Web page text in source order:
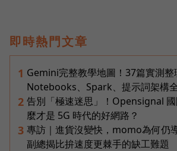
即時熱門文章
1 Gemini完整教學地圖！37篇實測整
Notebooks、Spark、提示詞架構
2 告別「極速迷思」！Opensignal
麼才是 5G 時代的好網路？
3 專訪｜進貨沒變快，momo為何仍
副總揭比拚速度更棘手的缺工難題